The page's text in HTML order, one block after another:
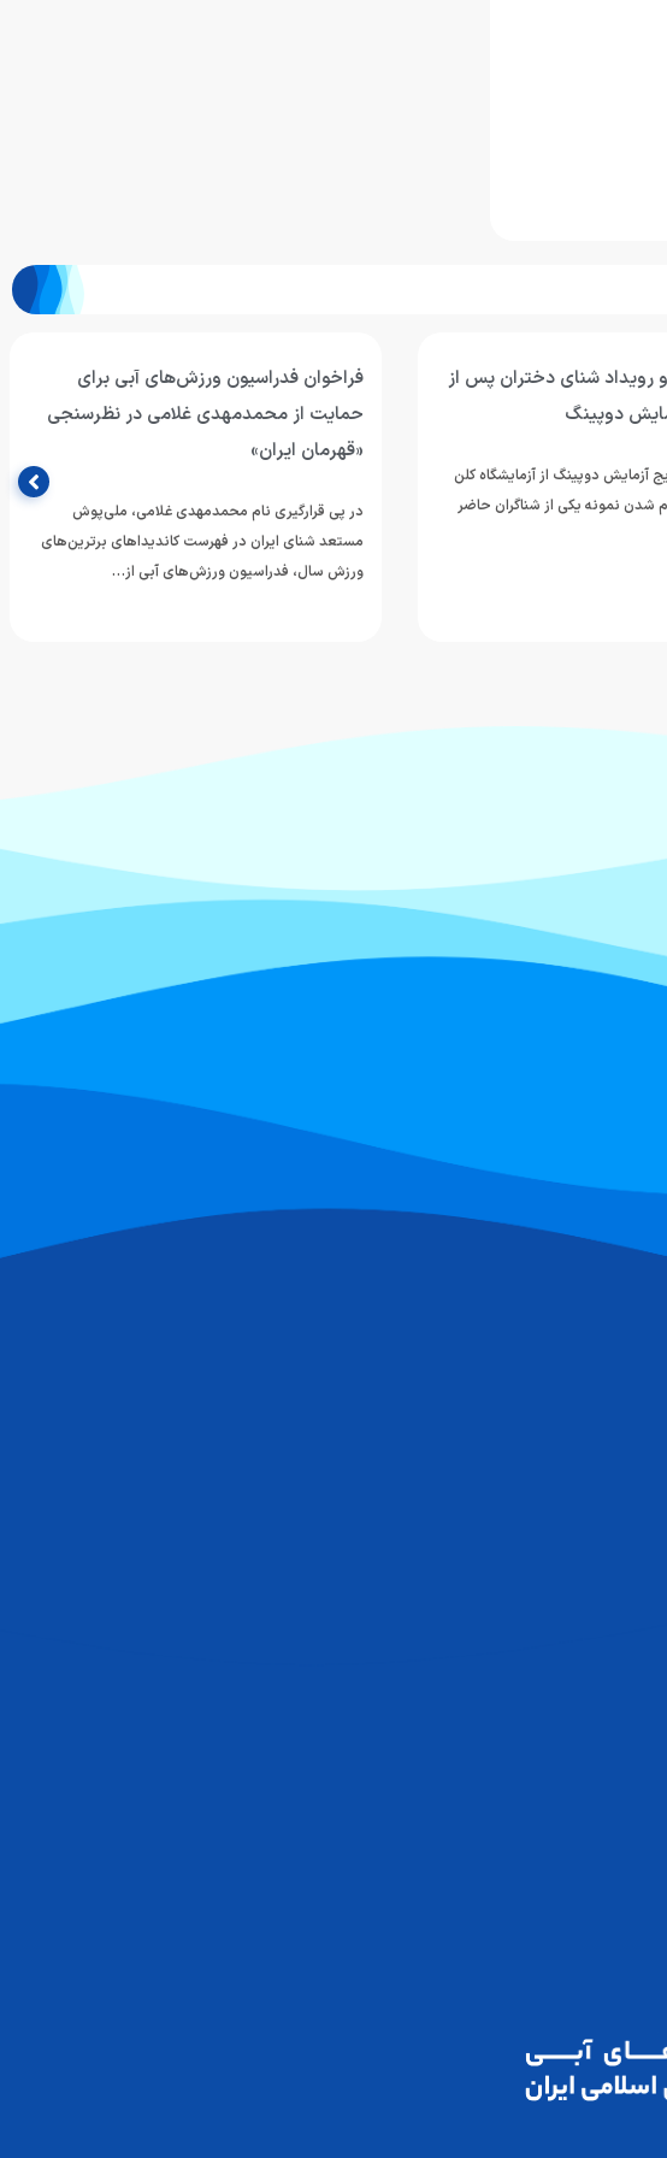
فراخوان فدراسیون ورزش‌های آبی برای
حمایت از محمدمهدی غلامی در نظرسنجی
در پی قرارگیری نام محمدمهدی غلامی، ملی‌پوش
مستعد شنای ایران در فهرست کاندیداهای برترین‌های
جلسه کمیته فنی شنا در
آبی برگزار می‌شود
کمیته فنی شنا با هدف برنامه‌ریزی
در بازی‌های آسیایی ناگویا و المپیک
یکشنبه ۶…